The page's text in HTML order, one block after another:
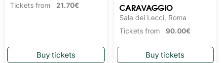
Tickets from 21.70€ CARAVAGGIO
Sala dei Lecci, Roma
Tickets from 90.00€